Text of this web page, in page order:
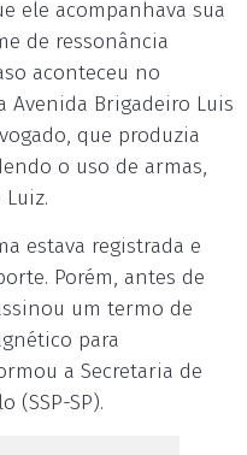
ele acompanhava sua
de ressonância
aconteceu no
Avenida Brigadeiro Luis
que produzia
o uso de armas,
estava registrada e
Porém, antes de
um termo de
para
a Secretaria de
(SSP-SP).